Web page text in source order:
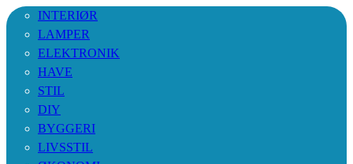
INTERIØR
LAMPER
ELEKTRONIK
HAVE
STIL
DIY
BYGGERI
LIVSSTIL